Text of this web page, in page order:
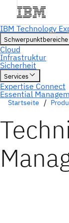
Startseite